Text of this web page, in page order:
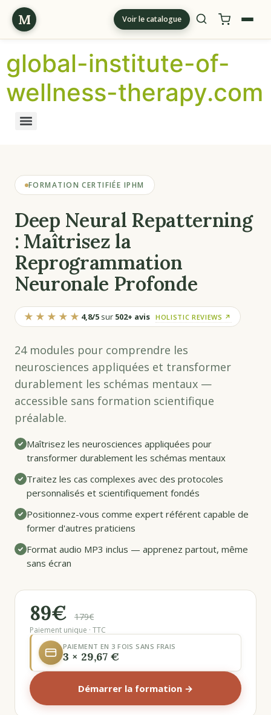
M Voir le catalogue
global-institute-of-
wellness-therapy.com
FORMATION CERTIFIÉE IPHM
Deep Neural Repatterning
: Maîtrisez la
Reprogrammation
Neuronale Profonde
★★★★★ 4,8/5 sur 502+ avis HOLISTIC REVIEWS ↗
24 modules pour comprendre les
neurosciences appliquées et transformer
durablement les schémas mentaux —
accessible sans formation scientifique
préalable.
Maîtrisez les neurosciences appliquées pour
transformer durablement les schémas mentaux
Traitez les cas complexes avec des protocoles
personnalisés et scientifiquement fondés
Positionnez-vous comme expert référent capable de
former d'autres praticiens
Format audio MP3 inclus — apprenez partout, même
sans écran
89€ 179€
Paiement unique · TTC
PAIEMENT EN 3 FOIS SANS FRAIS
3 × 29,67 €
Démarrer la formation →